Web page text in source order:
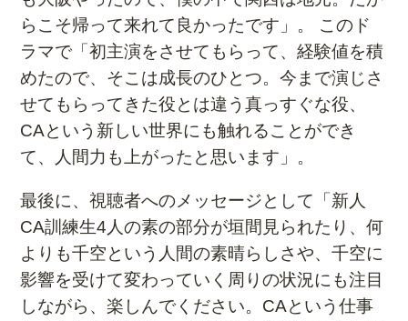
らこそ帰って来れて良かったです」。 このド
ラマで「初主演をさせてもらって、経験値を積
めたので、そこは成長のひとつ。今まで演じさ
せてもらってきた役とは違う真っすぐな役、
CAという新しい世界にも触れることができ
て、人間力も上がったと思います」。
最後に、視聴者へのメッセージとして「新人
CA訓練生4人の素の部分が垣間見られたり、何
よりも千空という人間の素晴らしさや、千空に
影響を受けて変わっていく周りの状況にも注目
しながら、楽しんでください。CAという仕事